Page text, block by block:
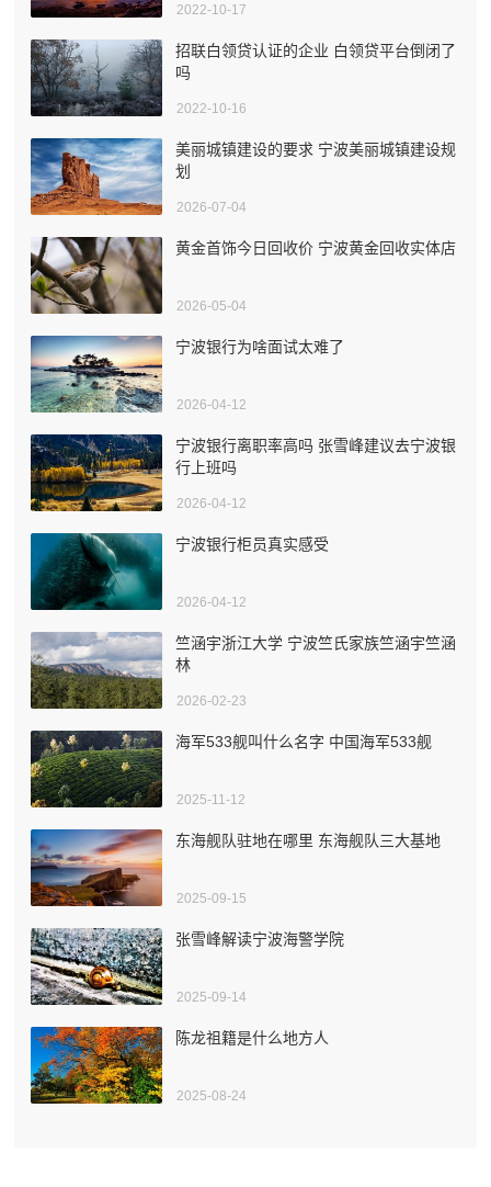
2022-10-17
招联白领贷认证的企业 白领贷平台倒闭了
吗
2022-10-16
美丽城镇建设的要求 宁波美丽城镇建设规
划
2026-07-04
黄金首饰今日回收价 宁波黄金回收实体店
2026-05-04
宁波银行为啥面试太难了
2026-04-12
宁波银行离职率高吗 张雪峰建议去宁波银
行上班吗
2026-04-12
宁波银行柜员真实感受
2026-04-12
竺涵宇浙江大学 宁波竺氏家族竺涵宇竺涵
林
2026-02-23
海军533舰叫什么名字 中国海军533舰
2025-11-12
东海舰队驻地在哪里 东海舰队三大基地
2025-09-15
张雪峰解读宁波海警学院
2025-09-14
陈龙祖籍是什么地方人
2025-08-24